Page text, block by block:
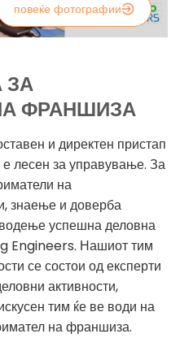
повеќе фотографии
ЗА
ФРАНШИЗА
и директен пристап
е лесен за управување. За
на
знаење и доверба
успешна деловна
Engineers. Нашиот тим
се состои од експерти
активности,
тим ќе ве води на
на франшиза.